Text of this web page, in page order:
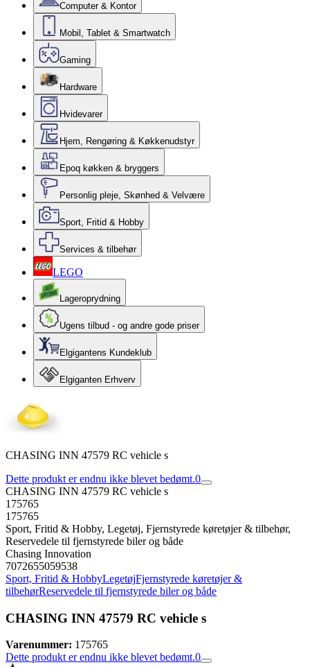
Computer & Kontor
Mobil, Tablet & Smartwatch
Gaming
Hardware
Hvidevarer
Hjem, Rengøring & Køkkenudstyr
Epoq køkken & bryggers
Personlig pleje, Skønhed & Velvære
Sport, Fritid & Hobby
Services & tilbehør
LEGO
Lageroprydning
Ugens tilbud - og andre gode priser
Elgigantens Kundeklub
Elgiganten Erhverv
CHASING INN 47579 RC vehicle s
Dette produkt er endnu ikke blevet bedømt.0
CHASING INN 47579 RC vehicle s
175765
175765
Sport, Fritid & Hobby, Legetøj, Fjernstyrede køretøjer & tilbehør,
Reservedele til fjernstyrede biler og både
Chasing Innovation
7072655059538
Sport, Fritid & HobbyLegetøjFjernstyrede køretøjer &
tilbehørReservedele til fjernstyrede biler og både
CHASING INN 47579 RC vehicle s
Varenummer: 175765
Dette produkt er endnu ikke blevet bedømt.0